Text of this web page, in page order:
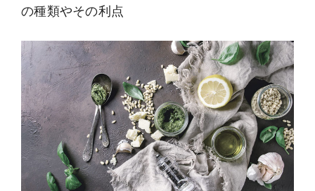
の種類やその利点